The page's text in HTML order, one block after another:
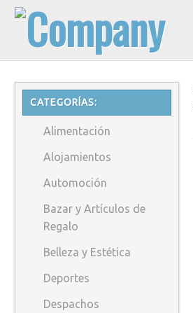
CATEGORÍAS:
Alimentación
Alojamientos
Automoción
Bazar y Artículos de
Regalo
Belleza y Estética
Deportes
Despachos